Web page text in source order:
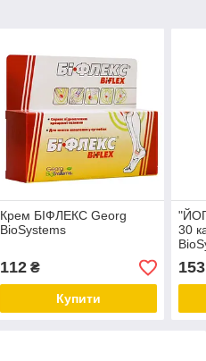
Крем БІФЛЕКС Georg
BioSystems
112₴
Купити
30
153